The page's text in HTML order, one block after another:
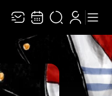
vous abonnant à
: